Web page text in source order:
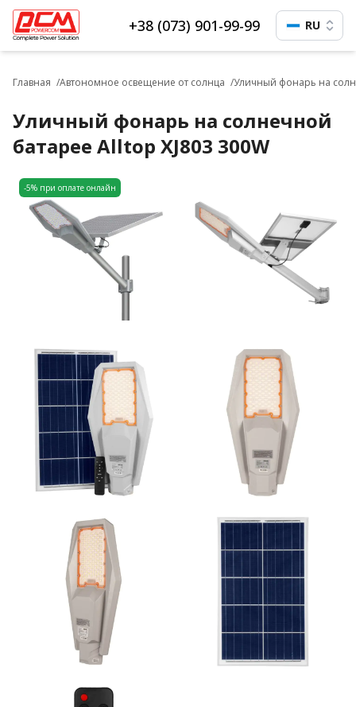
+38 (073) 901-99-99 RU
Главная Автономное освещение от солнца Уличный фонарь на
Уличный фонарь на солнечной
батарее Alltop XJ803 300W
-5% при оплате онлайн